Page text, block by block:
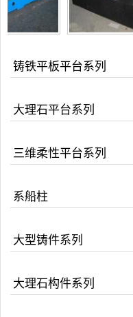
铸铁平板平台系列
大理石平台系列
三维柔性平台系列
系船柱
大型铸件系列
大理石构件系列